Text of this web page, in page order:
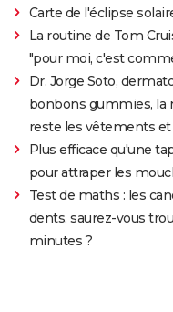
Carte de l'éclipse
La routine de Tom
"pour moi, c'est
Dr. Jorge Soto,
bonbons gummies, la
reste les vêtements
Plus efficace qu'une
pour attraper les
Test de maths : les
dents, saurez-vous
minutes ?